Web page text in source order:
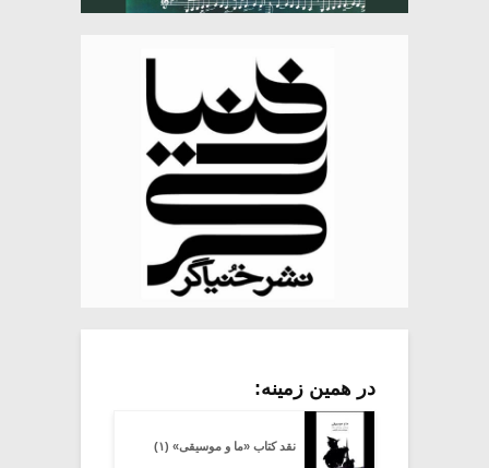
در همین زمینه:
نقد کتاب «ما و موسیقی» (۱)